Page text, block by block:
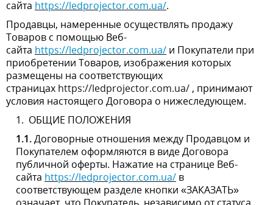
Продавцы, намеренные осуществлять продажу Товаров
с помощью Веб-сайтаhttps://ledprojector.com.ua/и
Покупатели при приобретении Товаров, изображения
которых размещены на соответствующих
страницахhttps://ledprojector.com.ua/, принимают
условия настоящего Договора о нижеследующем.
1. ОБЩИЕ ПОЛОЖЕНИЯ
1.1.Договорные отношения между Продавцом и
Покупателем оформляются в виде Договора
публичной оферты. Нажатие на странице Веб-
сайтаhttps://ledprojector.com.ua/в соответствующем
разделе кнопки «ЗАКАЗАТЬ» означает, что Покупатель,
независимо от статуса (физическое лицо, юридическое
лицо, физическое лицо-предприниматель), согласно